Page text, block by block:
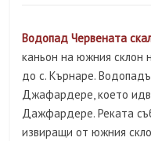
Водопад Червената
каньон на южния склон
до с. Кърнаре.
Джафардере, което
Дажфардере. Реката
извиращи от южния